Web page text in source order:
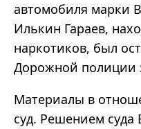
автомобиля марки
Илькин Гараев,
наркотиков, был
Дорожной полиции
Материалы в
суд. Решением